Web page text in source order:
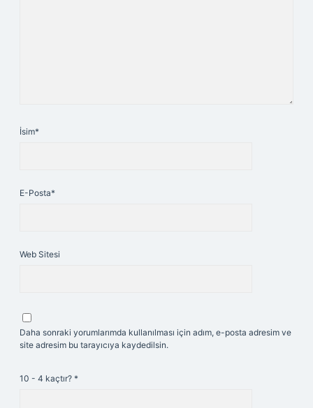
İsim*
E-Posta*
Web Sitesi
Daha sonraki yorumlarımda kullanılması için adım, e-posta adresim ve
site adresim bu tarayıcıya kaydedilsin.
10 - 4 kaçtır? *